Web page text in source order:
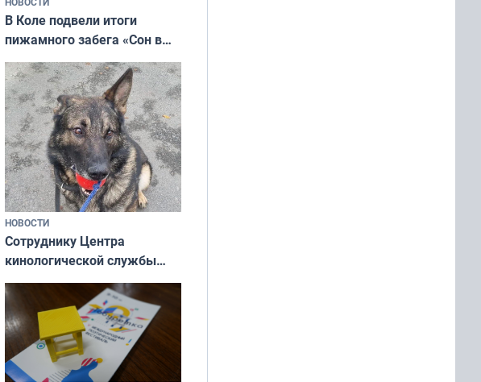
В Коле подвели итоги
пижамного забега «Сон в
Олимпийскую ночь»
НОВОСТИ
Сотруднику Центра
кинологической службы
ищут новый дом